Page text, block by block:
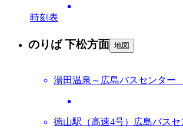
時刻表
のりば 下松方面 地図
湯田温泉～広島バスセンタ
徳山駅（高速4号）広島バス